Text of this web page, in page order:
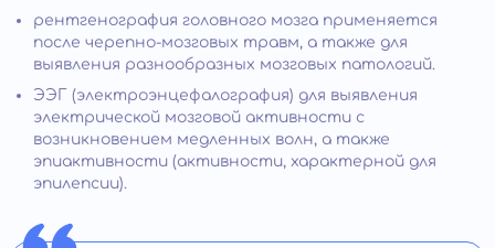
рентгенография головного мозга применяется
после черепно-мозговых травм, а также для
выявления разнообразных мозговых патологий.
ЭЭГ (электроэнцефалография) для выявления
электрической мозговой активности с
возникновением медленных волн, а также
эпиактивности (активности, характерной для
эпилепсии).